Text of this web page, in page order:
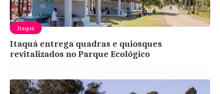
Itaquá
Itaquá entrega quadras e quiosques
revitalizados no Parque Ecológico